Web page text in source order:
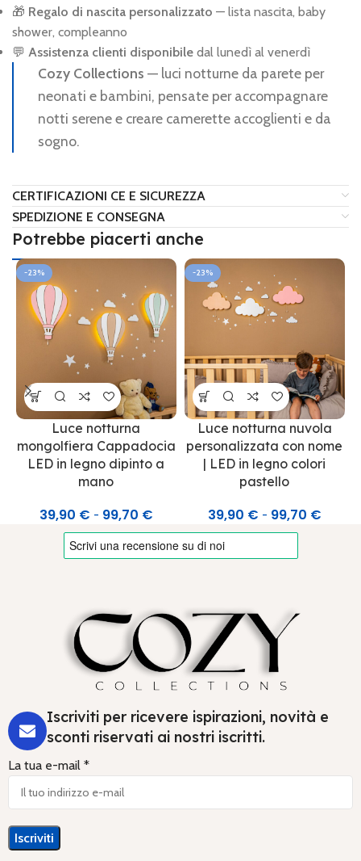
🎁 Regalo di nascita personalizzato — lista nascita, baby
shower, compleanno
💬 Assistenza clienti disponibile dal lunedì al venerdì
Cozy Collections — luci notturne da parete per
neonati e bambini, pensate per accompagnare
notti serene e creare camerette accoglienti e da
sogno.
CERTIFICAZIONI CE E SICUREZZA
SPEDIZIONE E CONSEGNA
Potrebbe piacerti anche
-23%
Luce notturna
mongolfiera Cappadocia
LED in legno dipinto a
mano
39,90 € - 99,70 €
-23%
Luce notturna nuvola
personalizzata con nome
| LED in legno colori
pastello
39,90 € - 99,70 €
Iscriviti per ricevere ispirazioni, novità e
sconti riservati ai nostri iscritti.
La tua e-mail *